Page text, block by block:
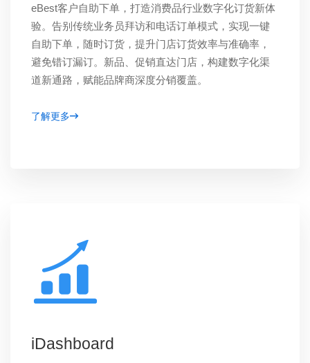
eBest客户自助下单，打造消费品行业数字化订货新体
验。告别传统业务员拜访和电话订单模式，实现一键
自助下单，随时订货，提升门店订货效率与准确率，
避免错订漏订。新品、促销直达门店，构建数字化渠
道新通路，赋能品牌商深度分销覆盖。
了解更多
iDashboard